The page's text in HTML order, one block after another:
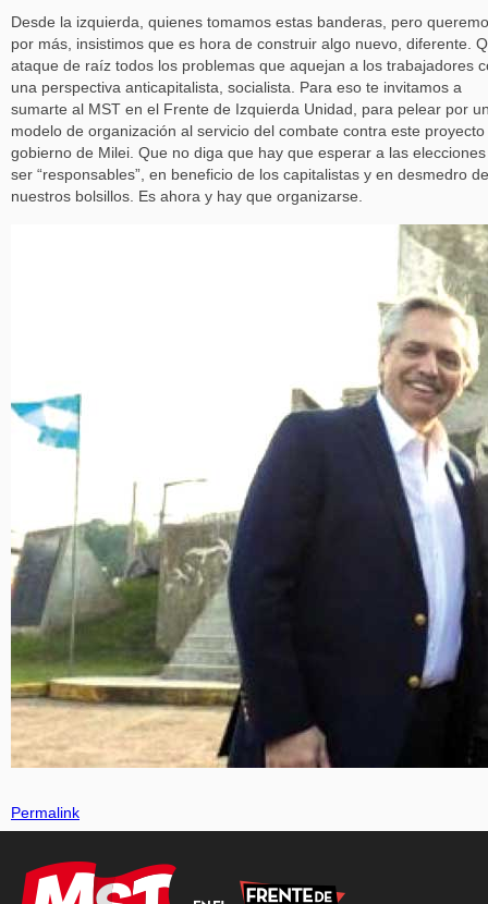
Desde la izquierda, quienes tomamos estas banderas, pero
por más, insistimos que es hora de construir algo nuevo, diferente.
ataque de raíz todos los problemas que aquejan a los trabajadores
una perspectiva anticapitalista, socialista. Para eso te invitamos a
sumarte al MST en el Frente de Izquierda Unidad, para pelear por
modelo de organización al servicio del combate contra este proyecto
gobierno de Milei. Que no diga que hay que esperar a las
ser “responsables”, en beneficio de los capitalistas y en desmedro de
nuestros bolsillos. Es ahora y hay que organizarse.
Permalink